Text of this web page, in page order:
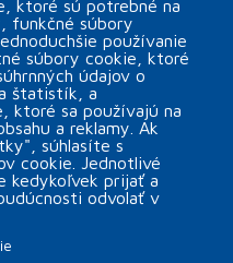
ktoré sú potrebné na
funkčné súbory
používanie
súbory cookie, ktoré
údajov o
štatistík, a
ktoré sa používajú na
a reklamy. Ak
súhlasíte s
cookie. Jednotlivé
kedykoľvek prijať a
odvolať v